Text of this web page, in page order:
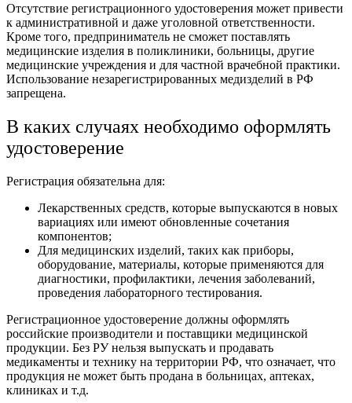
Отсутствие регистрационного удостоверения может привести
к административной и даже уголовной ответственности.
Кроме того, предприниматель не сможет поставлять
медицинские изделия в поликлиники, больницы, другие
медицинские учреждения и для частной врачебной практики.
Использование незарегистрированных медизделий в РФ
запрещена.
В каких случаях необходимо оформлять
удостоверение
Регистрация обязательна для:
Лекарственных средств, которые выпускаются в новых
вариациях или имеют обновленные сочетания
компонентов;
Для медицинских изделий, таких как приборы,
оборудование, материалы, которые применяются для
диагностики, профилактики, лечения заболеваний,
проведения лабораторного тестирования.
Регистрационное удостоверение должны оформлять
российские производители и поставщики медицинской
продукции. Без РУ нельзя выпускать и продавать
медикаменты и технику на территории РФ, что означает, что
продукция не может быть продана в больницах, аптеках,
клиниках и т.д.